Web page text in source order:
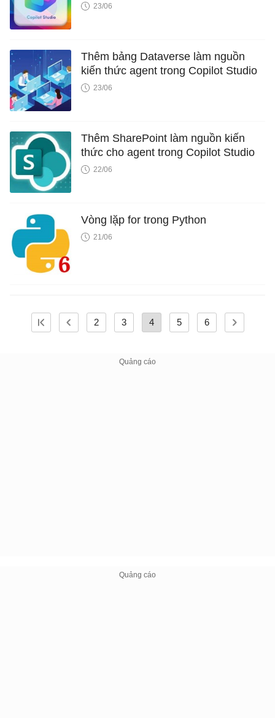
23/06
Thêm bảng Dataverse làm nguồn
kiến ​​thức agent trong Copilot Studio
23/06
Thêm SharePoint làm nguồn kiến ​​
thức cho agent trong Copilot Studio
22/06
Vòng lặp for trong Python
21/06
2 3 4 5 6